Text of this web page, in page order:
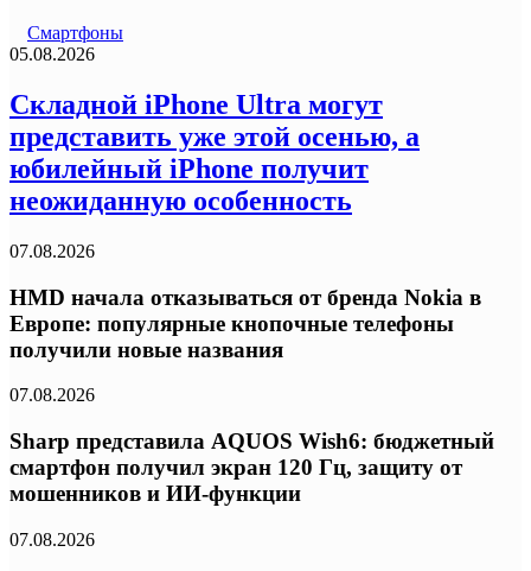
Смартфоны
05.08.2026
Складной iPhone Ultra могут
представить уже этой осенью, а
юбилейный iPhone получит
неожиданную особенность
07.08.2026
HMD начала отказываться от бренда Nokia в
Европе: популярные кнопочные телефоны
получили новые названия
07.08.2026
Sharp представила AQUOS Wish6: бюджетный
смартфон получил экран 120 Гц, защиту от
мошенников и ИИ-функции
07.08.2026